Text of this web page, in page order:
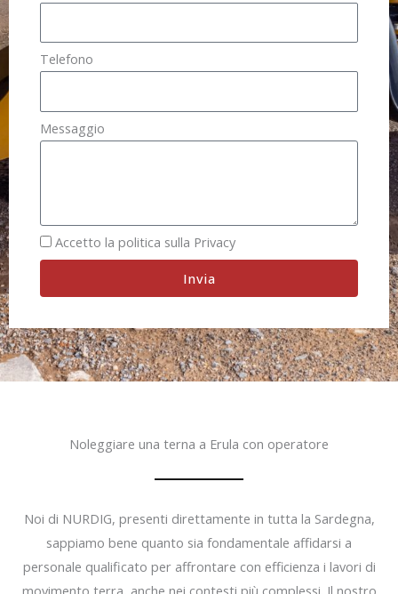
Telefono
Messaggio
Accetto la politica sulla Privacy
Invia
Noleggiare una terna a Erula con operatore
Noi di NURDIG, presenti direttamente in tutta la Sardegna,
sappiamo bene quanto sia fondamentale affidarsi a
personale qualificato per affrontare con efficienza i lavori di
movimento terra, anche nei contesti più complessi. Il nostro